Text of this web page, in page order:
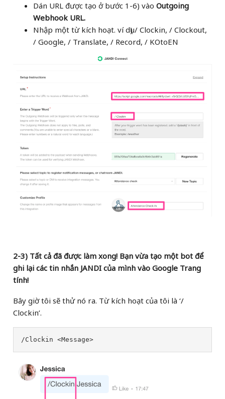
Dán URL được tạo ở bước 1-6) vàoOutgoing
Webhook URL.
Nhập một từ kích hoạt. ví dụ) / Clockin, / Clockout,
/ Google, / Translate, / Record, / KOtoEN
2-3) Tất cả đã được làm xong! Bạn vừa tạo một bot để
ghi lại các tin nhắn JANDI của mình vào Google Trang
tính!
Bây giờ tôi sẽ thử nó ra. Từ kích hoạt của tôi là ‘/
Clockin’.
/Clockin <Message>